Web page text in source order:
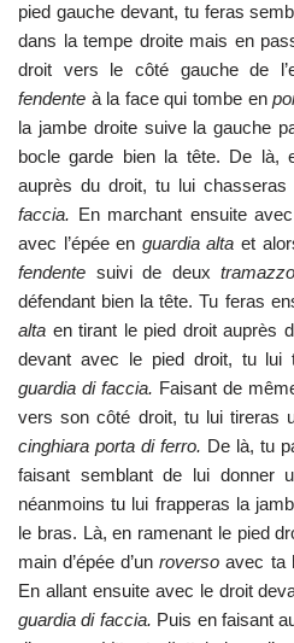
pied gauche devant, tu feras
dans la tempe droite mais en
droit vers le côté gauche de
fendente à la face qui tombe en
la jambe droite suive la gauche
bocle garde bien la tête. De là,
auprès du droit, tu lui chasseras
faccia. En marchant ensuite
avec l’épée en guardia alta et
fendente suivi de deux
défendant bien la tête. Tu feras
alta en tirant le pied droit auprès
devant avec le pied droit, tu
guardia di faccia. Faisant de
vers son côté droit, tu lui tireras
cinghiara porta di ferro. De là, tu
faisant semblant de lui donner
néanmoins tu lui frapperas la
le bras. Là, en ramenant le pied
main d’épée d’unroverso avec ta
En allant ensuite avec le droit
guardia di faccia. Puis en faisant